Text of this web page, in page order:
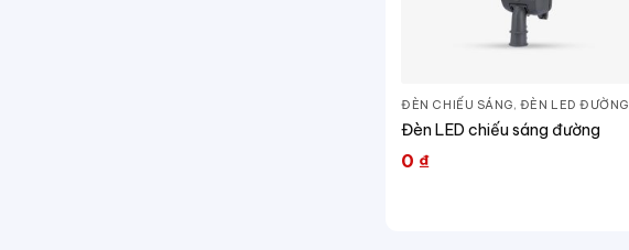
ĐÈN CHIẾU SÁNG, ĐÈN LED ĐƯỜNG
Đèn LED chiếu sáng đường
0 ₫